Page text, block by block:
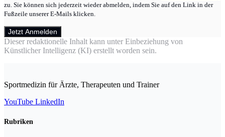
zu. Sie können sich jederzeit wieder abmelden, indem Sie auf den Link in der
Fußzeile unserer E-Mails klicken.
Jetzt Anmelden
Dieser redaktionelle Inhalt kann unter Einbeziehung von
Künstlicher Intelligenz (KI) erstellt worden sein.
Sportmedizin für Ärzte, Therapeuten und Trainer
YouTube LinkedIn
Rubriken